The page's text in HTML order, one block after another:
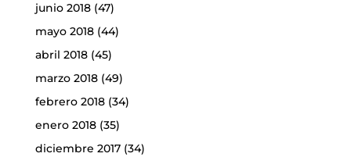
junio 2018(47)
mayo 2018(44)
abril 2018(45)
marzo 2018(49)
febrero 2018(34)
enero 2018(35)
diciembre 2017(34)